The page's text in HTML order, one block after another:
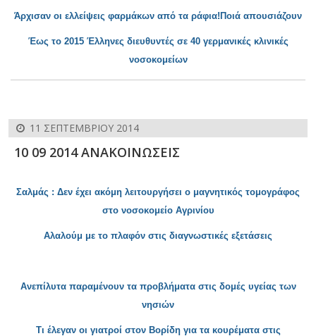
Άρχισαν οι ελλείψεις φαρμάκων από τα ράφια!Ποιά απουσιάζουν
Έως το 2015 Έλληνες διευθυντές σε 40 γερμανικές κλινικές
νοσοκομείων
11 ΣΕΠΤΕΜΒΡΊΟΥ 2014
10 09 2014 ΑΝΑΚΟΙΝΩΣΕΙΣ
Σαλμάς : Δεν έχει ακόμη λειτουργήσει ο μαγνητικός τομογράφος
στο νοσοκομείο Αγρινίου
Αλαλούμ με το πλαφόν στις διαγνωστικές εξετάσεις
Ανεπίλυτα παραμένουν τα προβλήματα στις δομές υγείας των
νησιών
Τι έλεγαν οι γιατροί στον Βορίδη για τα κουρέματα στις